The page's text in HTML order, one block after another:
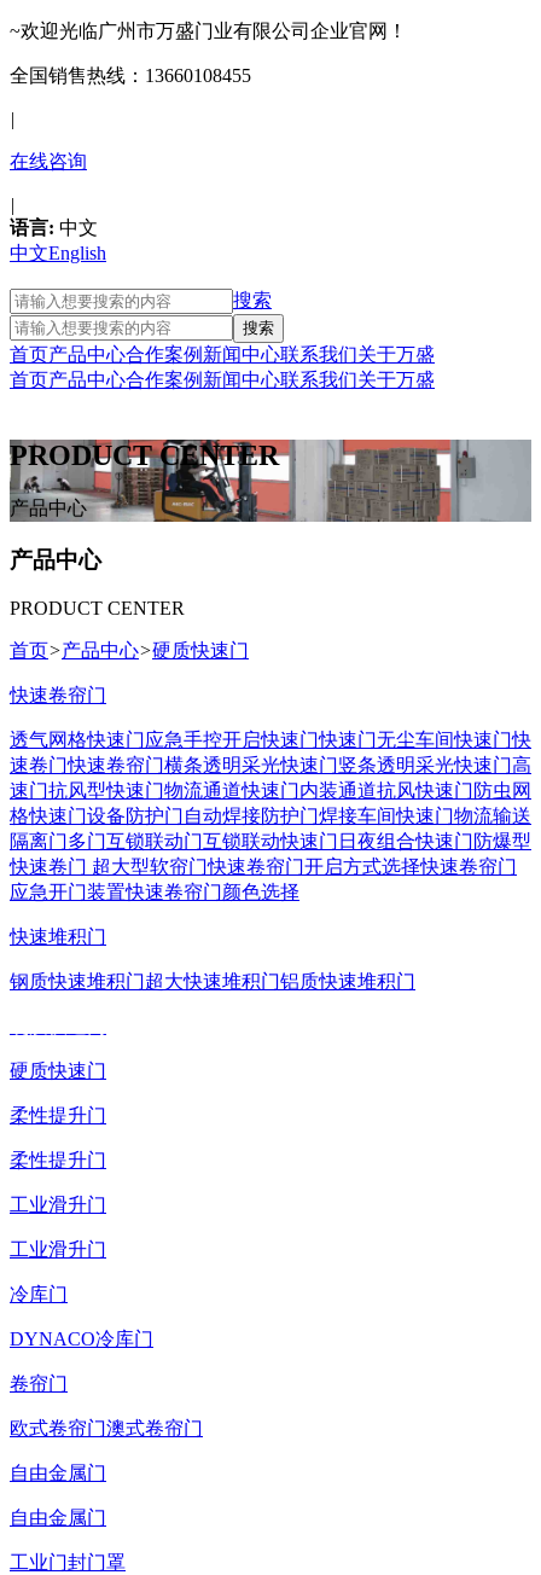
~欢迎光临广州市万盛门业有限公司企业官网！
全国销售热线：13660108455
|
在线咨询
|
语言: 中文
中文English
搜索
首页产品中心合作案例 新闻中心联系我们关于万盛
首页产品中心合作案例 新闻中心联系我们关于万盛
PRODUCT CENTER
产品中心
产品中心
PRODUCT CENTER
首页>产品中心>硬质快速门
快速卷帘门
透气网格快速门应急手控开启快速门快速门无尘车间快速门快
速卷门快速卷帘门横条透明采光快速门竖条透明采光快速门高
速门抗风型快速门物流通道快速门内装通道抗风快速门 防虫网
格快速门设备防护门 自动焊接防护门焊接车间快速门物流输送
隔离门多门互锁联动门互锁联动快速门 日夜组合快速门 防爆型
快速卷门 超大型软帘门快速卷帘门开启方式选择快速卷帘门
应急开门装置快速卷帘门颜色选择
快速堆积门
钢质快速堆积门超大快速堆积门铝质快速堆积门
硬质快速门
柔性提升门
柔性提升门
工业滑升门
工业滑升门
冷库门
DYNACO冷库门
卷帘门
欧式卷帘门澳式卷帘门
自由金属门
自由金属门
工业门封门罩